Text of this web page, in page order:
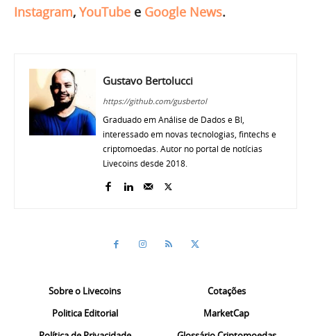
Instagram, YouTube e Google News.
Gustavo Bertolucci
https://github.com/gusbertol
Graduado em Análise de Dados e BI,
interessado em novas tecnologias, fintechs e
criptomoedas. Autor no portal de notícias
Livecoins desde 2018.
Sobre o Livecoins
Politica Editorial
Cotações
MarketCap